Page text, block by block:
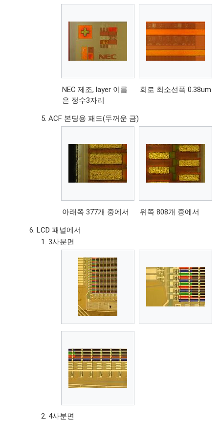
NEC 제조, layer 이름
은 정수3자리
회로 최소선폭 0.38um
ACF 본딩용 패드(두꺼운 금)
아래쪽 377개 중에서 위쪽 808개 중에서
LCD 패널에서
3사분면
4사분면